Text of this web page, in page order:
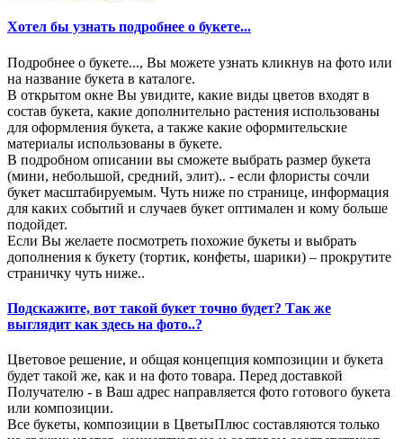
Хотел бы узнать подробнее о букете...
Подробнее о букете..., Вы можете узнать кликнув на фото или
на название букета в каталоге.
В открытом окне Вы увидите, какие виды цветов входят в
состав букета, какие дополнительно растения использованы
для оформления букета, а также какие оформительские
материалы использованы в букете.
В подробном описании вы сможете выбрать размер букета
(мини, небольшой, средний, элит).. - если флористы сочли
букет масштабируемым. Чуть ниже по странице, информация
для каких событий и случаев букет оптимален и кому больше
подойдет.
Если Вы желаете посмотреть похожие букеты и выбрать
дополнения к букету (тортик, конфеты, шарики) – прокрутите
страничку чуть ниже..
Подскажите, вот такой букет точно будет? Так же
выглядит как здесь на фото..?
Цветовое решение, и общая концепция композиции и букета
будет такой же, как и на фото товара. Перед доставкой
Получателю - в Ваш адрес направляется фото готового букета
или композиции.
Все букеты, композиции в ЦветыПлюс составляются только